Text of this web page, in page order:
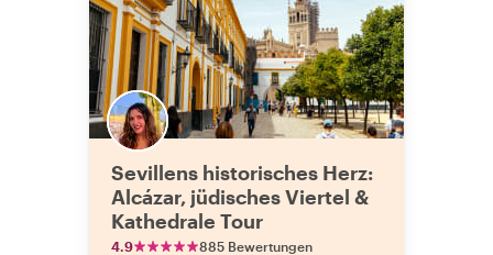
Sevillens historisches Herz:
Alcázar, jüdisches Viertel &
Kathedrale Tour
4.9 885 Bewertungen